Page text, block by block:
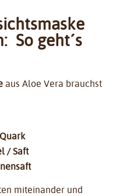
So geht´s
aus Aloe Vera brauchst
Quark
/ Saft
miteinander und